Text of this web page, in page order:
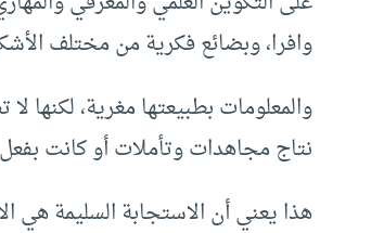
وافرا، وبضائع فكرية من مختلف
والمعلومات بطبيعتها مغرية، لكنها
نتاج مجاهدات وتأملات أو كانت بفعل
هذا يعني أن الاستجابة السليمة هي